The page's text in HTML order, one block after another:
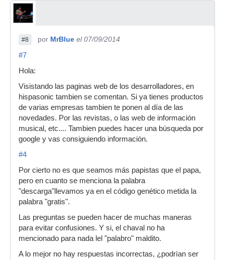
#8 por MrBlue el 07/09/2014
#7
Hola:
Visistando las paginas web de los desarrolladores, en
hispasonic tambien se comentan. Si ya tienes productos
de varias empresas tambien te ponen al día de las
novedades. Por las revistas, o las web de información
musical, etc.... Tambien puedes hacer una búsqueda por
google y vas consiguiendo información.
#4
Por cierto no es que seamos más papistas que el papa,
pero en cuanto se menciona la palabra
"descarga"llevamos ya en el código genético metida la
palabra "gratis".
Las preguntas se pueden hacer de muchas maneras
para evitar confusiones. Y si, el chaval no ha
mencionado para nada lel "palabro" maldito.
A lo mejor no hay respuestas incorrectas, ¿podrían ser